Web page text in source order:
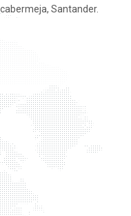
Santander.